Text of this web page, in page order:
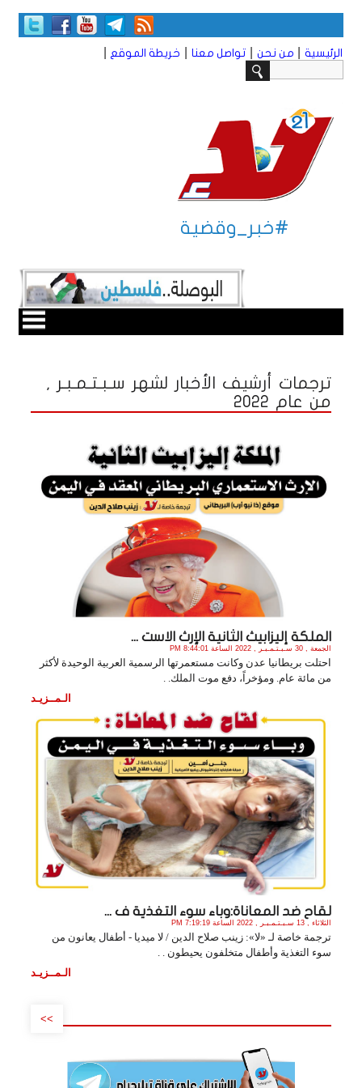
الرئيسية من نحن تواصل معنا خريطة الموقع
#خبر_وقضية
ترجمات أرشيف الأخبار لشهر سـبـتـمـبـر ,
من عام 2022
الملكة إليزابيث الثانية الإرث الاست ...
الجمعة , 30 سـبـتـمـبـر , 2022 الساعة 8:44:01 PM
احتلت بريطانيا عدن وكانت مستعمرتها الرسمية العربية الوحيدة لأكثر
من مائة عام. ومؤخراً، دفع موت الملك. .
الـمــزيـد
لقاح ضد المعاناة:وباء سوء التغذية ف ...
الثلاثاء , 13 سـبـتـمـبـر , 2022 الساعة 7:19:19 PM
ترجمة خاصة لـ «لا»: زينب صلاح الدين / لا ميديا - أطفال يعانون من
سوء التغذية وأطفال متخلفون يحيطون . .
الـمــزيـد
>>